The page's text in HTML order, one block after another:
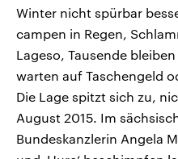
Winter nicht spürbar
campen in Regen,
Lageso, Tausende
warten auf Taschengeld
Die Lage spitzt sich zu,
August 2015. Im
Bundeskanzlerin Angela